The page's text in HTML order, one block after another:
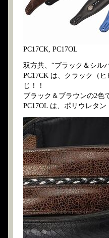
PC17CK, PC17OL
双方共、“ブラック＆シル
PC17CK は、クラック（
じ！！
ブラック＆ブラウンの2色
PC17OL は、ポリウレタ